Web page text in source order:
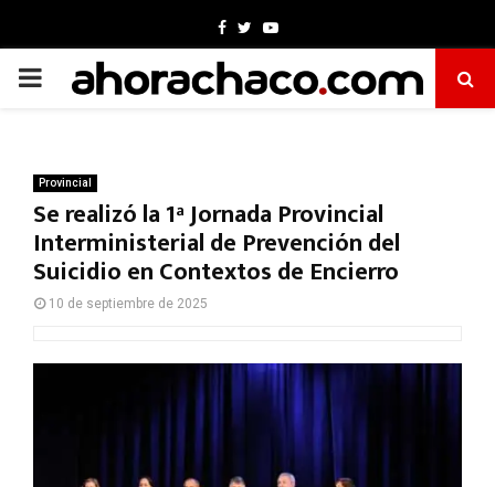
Facebook
TwitterYoutube
PRIMARY
Provincial
Se realizó la 1ª Jornada Provincial
Interministerial de Prevención del
Suicidio en Contextos de Encierro
10 de septiembre de 2025